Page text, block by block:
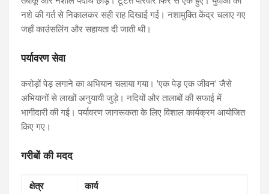
नशे की गर्त से निकालकर सही राह दिखाई गई। नशामुक्ति केंद्र चलाए गए
जहाँ काउंसलिंग और सहायता दी जाती थी।
पर्यावरण सेवा
करोड़ों पेड़ लगाने का अभियान चलाया गया। 'एक पेड़ एक जीवन' जैसे
अभियानों से लाखों अनुयायी जुड़े। नदियों और तालाबों की सफाई में
भागीदारी की गई। पर्यावरण जागरूकता के लिए विशाल कार्यक्रम आयोजित
किए गए।
गरीबों की मदद
क्षेत्र कार्य